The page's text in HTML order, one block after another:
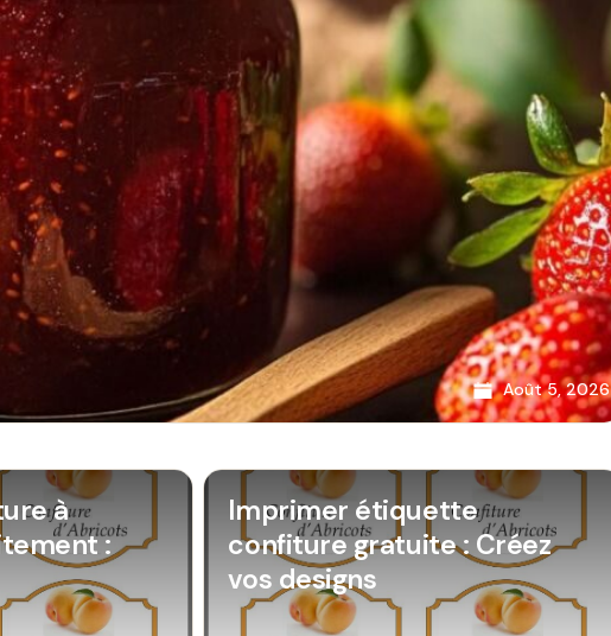
Août 5, 2026
à
:
Imprimer étiquette
confiture gratuite : Créez
vos designs